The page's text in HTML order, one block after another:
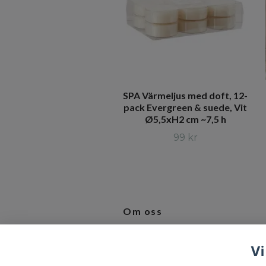
SPA Värmeljus med doft, 12-
pack Evergreen & suede, Vit
Ø5,5xH2 cm ~7,5 h
99 kr
Om oss